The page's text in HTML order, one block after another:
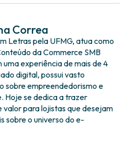
Correa
Letras pela UFMG, atua como
da Commerce SMB
uma experiência de mais de 4
digital, possui vasto
sobre empreendedorismo e
Hoje se dedica a trazer
valor para lojistas que desejam
sobre o universo do e-